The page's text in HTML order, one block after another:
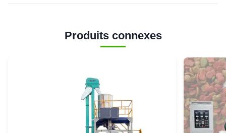
Produits connexes